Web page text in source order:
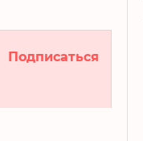
Подписаться